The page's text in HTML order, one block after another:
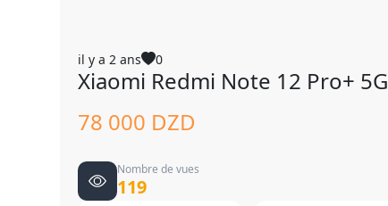
il y a 2 ans 0
Xiaomi Redmi Note 12 Pro+ 5G
78 000 DZD
Nombre de vues
119